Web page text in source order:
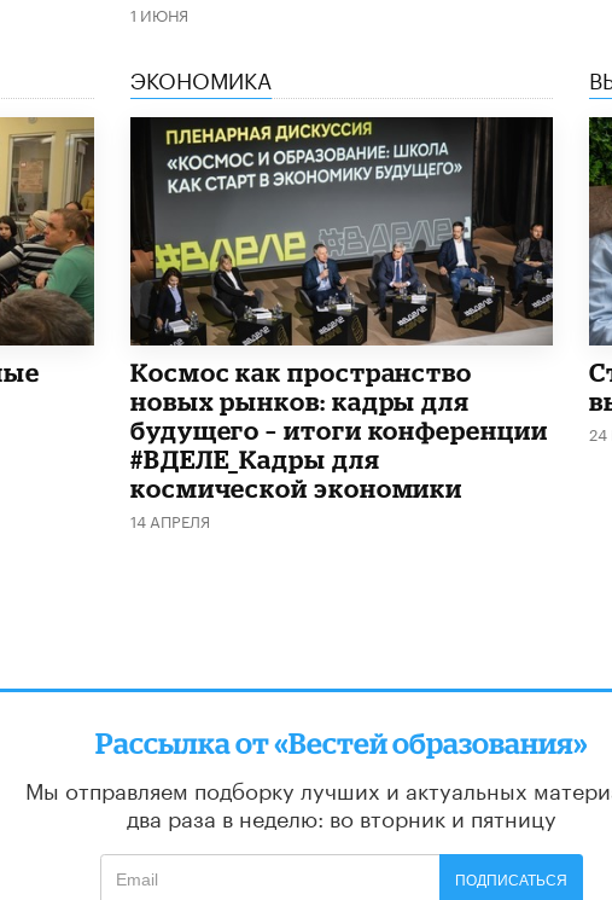
1 ИЮНЯ
ЭКОНОМИКА
Космос как пространство
новых рынков: кадры для
будущего – итоги конференции
#ВДЕЛЕ_Кадры для
космической экономики
14 АПРЕЛЯ
Рассылка от «Вестей образования»
Мы отправляем подборку лучших и актуальных
два раза в неделю: во вторник и пятницу
ПОДПИСАТЬСЯ